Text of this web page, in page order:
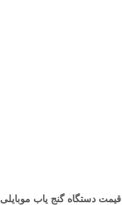
قیمت دستگاه گنج یاب موبایلی